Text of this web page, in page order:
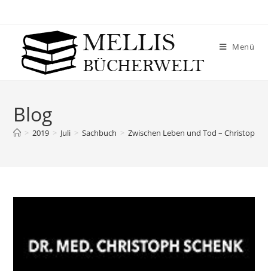
Menü
Blog
> 2019 > Juli > Sachbuch > Zwischen Leben und Tod – Christoph